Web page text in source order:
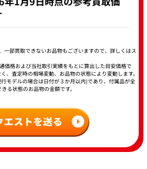
一部買取できないお品物もございますので、詳しくはス
価格および当社取引実績をもとに算出した目安価格で
、査定時の相場変動、お品物の状態により変動します。
モデルの場合は日付が３か月以内)であり、付属品が全
る状態のお品物の金額です。